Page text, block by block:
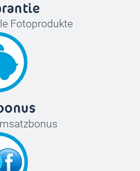
Fotoprodukte